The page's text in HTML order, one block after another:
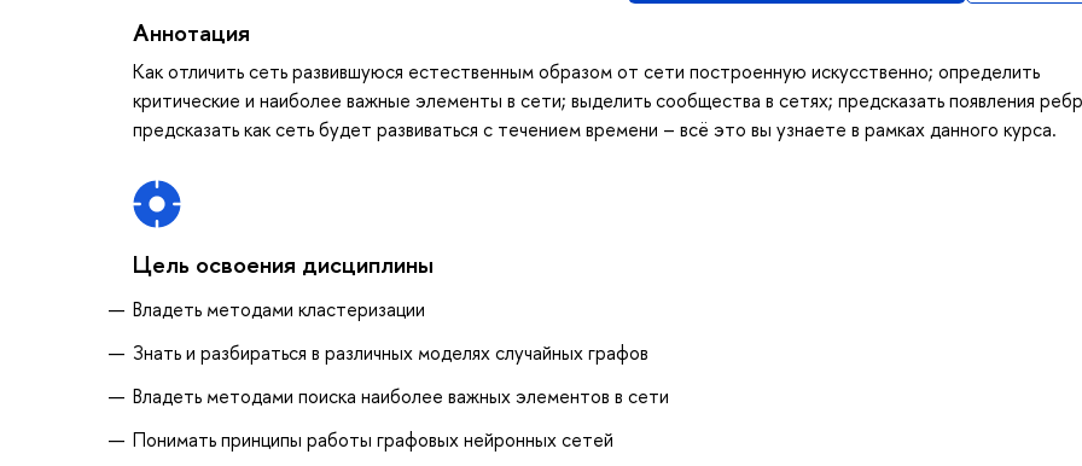
Аннотация
Как отличить сеть развившуюся естественным образом от сети построенную искусственно; определить
критические и наиболее важные элементы в сети; выделить сообщества в сетях; предсказать появления
предсказать как сеть будет развиваться с течением времени – всё это вы узнаете в рамках данного курса.
Цель освоения дисциплины
Владеть методами кластеризации
Знать и разбираться в различных моделях случайных графов
Владеть методами поиска наиболее важных элементов в сети
Понимать принципы работы графовых нейронных сетей